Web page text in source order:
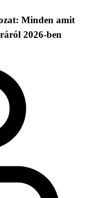
Minden amit
2026-ben